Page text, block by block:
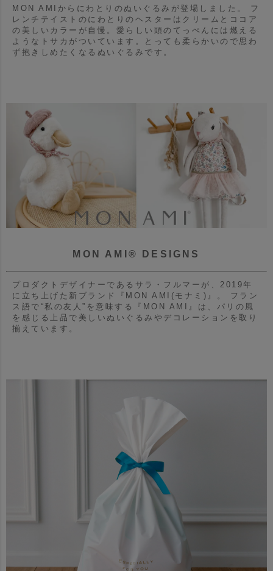
MON AMIからにわとりのぬいぐるみが登場しました。
フ
レンチテイストのにわとりのヘスターはクリームとココア
の美しいカラーが自慢。 愛らしい頭のてっぺんには燃える
ようなトサカがついています。
とっても柔らかいので思わ
ず抱きしめたくなるぬいぐるみです。
MON AMI® DESIGNS
プロダクトデザイナーであるサラ・フルマーが、2019年
に立ち上げた新ブランド『MON AMI(モナミ)』。
フラン
ス語で“私の友人”を意味する『MON AMI』は、パリの風
を感じる上品で美しいぬいぐるみやデコレーションを取り
揃えています。